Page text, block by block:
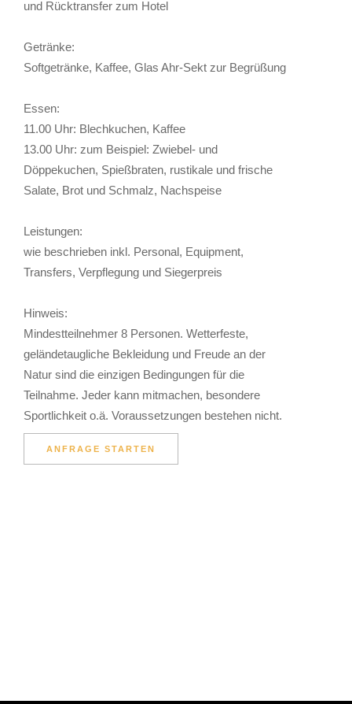
und Rücktransfer zum Hotel
Getränke:
Softgetränke, Kaffee, Glas Ahr-Sekt zur Begrüßung
Essen:
11.00 Uhr: Blechkuchen, Kaffee
13.00 Uhr: zum Beispiel: Zwiebel- und
Döppekuchen, Spießbraten, rustikale und frische
Salate, Brot und Schmalz, Nachspeise
Leistungen:
wie beschrieben inkl. Personal, Equipment,
Transfers, Verpflegung und Siegerpreis
Hinweis:
Mindestteilnehmer 8 Personen. Wetterfeste,
geländetaugliche Bekleidung und Freude an der
Natur sind die einzigen Bedingungen für die
Teilnahme. Jeder kann mitmachen, besondere
Sportlichkeit o.ä. Voraussetzungen bestehen nicht.
ANFRAGE STARTEN